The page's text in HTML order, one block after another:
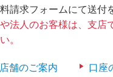
請求フォームにて送付
法人のお客様は、支店
。
店舗のご案内 口座